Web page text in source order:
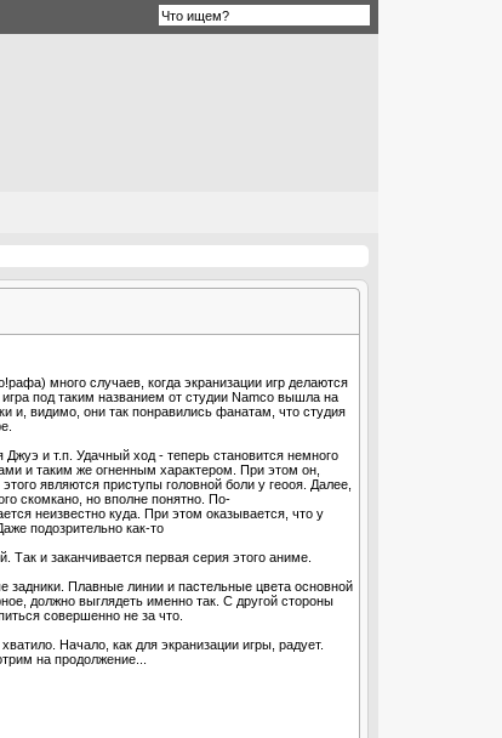
много случаев, когда экранизации игр делаются
под таким названием от студии Namco вышла на
и, видимо, они так понравились фанатам, что студия
и т.п. Удачный ход - теперь становится немного
и таким же огненным характером. При этом он,
являются приступы головной боли у геооя. Далее,
скомкано, но вполне понятно. По-
неизвестно куда. При этом оказывается, что у
подозрительно как-то
и заканчивается первая серия этого аниме.
задники. Плавные линии и пастельные цвета основной
должно выглядеть именно так. С другой стороны
совершенно не за что.
Начало, как для экранизации игры, радует.
на продолжение...